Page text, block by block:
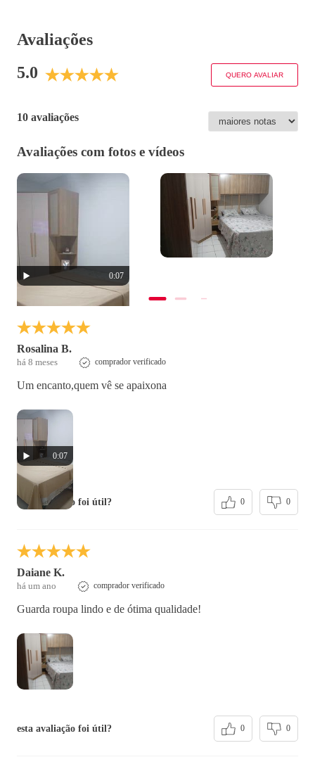
Avaliações
5.0
QUERO AVALIAR
10 avaliações
Avaliações com fotos e vídeos
0:07
Rosalina B.
há 8 meses comprador verificado
Um encanto,quem vê se apaixona
0:07
esta avaliação foi útil? 0 0
Daiane K.
há um ano comprador verificado
Guarda roupa lindo e de ótima qualidade!
esta avaliação foi útil? 0 0